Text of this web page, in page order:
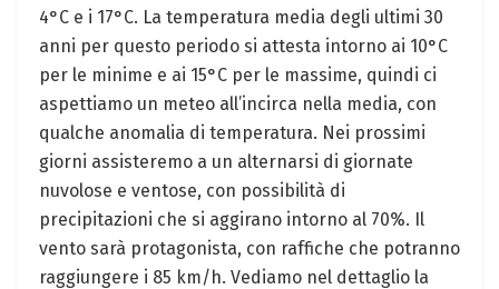
4°C e i 17°C. La temperatura media degli ultimi 30
anni per questo periodo si attesta intorno ai 10°C
per le minime e ai 15°C per le massime, quindi ci
aspettiamo un meteo all’incirca nella media, con
qualche anomalia di temperatura. Nei prossimi
giorni assisteremo a un alternarsi di giornate
nuvolose e ventose, con possibilità di
precipitazioni che si aggirano intorno al 70%. Il
vento sarà protagonista, con raffiche che potranno
raggiungere i 85 km/h. Vediamo nel dettaglio la